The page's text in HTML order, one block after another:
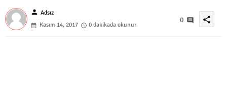
person Adsız
Kasım 14, 2017
0 dakikada okunur
0 share